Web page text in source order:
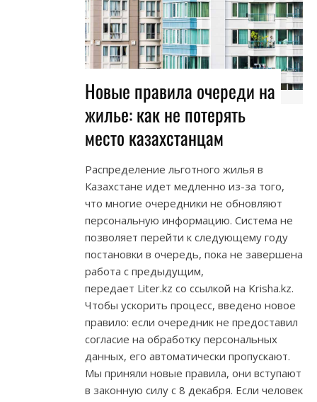
Новые правила очереди на
жилье: как не потерять
место казахстанцам
Распределение льготного жилья в
Казахстане идет медленно из-за того,
что многие очередники не обновляют
персональную информацию. Система не
позволяет перейти к следующему году
постановки в очередь, пока не завершена
работа с предыдущим,
передает Liter.kz со ссылкой на Krisha.kz.
Чтобы ускорить процесс, введено новое
правило: если очередник не предоставил
согласие на обработку персональных
данных, его автоматически пропускают.
Мы приняли новые правила, они вступают
в законную силу с 8 декабря. Если человек